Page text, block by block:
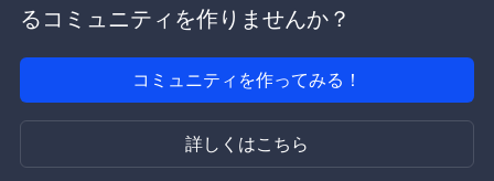
るコミュニティを作りませんか？
コミュニティを作ってみる！
詳しくはこちら